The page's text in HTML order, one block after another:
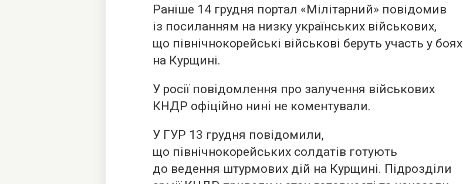
Раніше 14 грудня портал «Мілітарний» повідомив
із посиланням на низку українських військових,
що північнокорейські військові беруть участь у боях
на Курщині.
У росії повідомлення про залучення військових
КНДР офіційно нині не коментували.
У ГУР 13 грудня повідомили,
що північнокорейських солдатів готують
до ведення штурмових дій на Курщині. Підрозділи